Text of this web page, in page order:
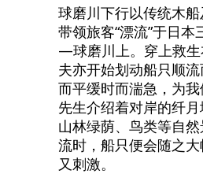
球磨川下行以传统木船
带领旅客“漂流”于日本
—球磨川上。穿上救
夫亦开始划动船只顺
而平缓时而湍急，为
先生介绍着对岸的纤
山林绿荫、鸟类等自
流时，船只便会随之
又刺激。